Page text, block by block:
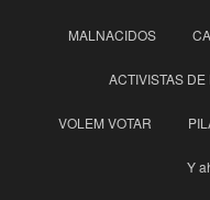
MALNACIDOS
ACTIVISTAS
VOLEM VOTAR
Y